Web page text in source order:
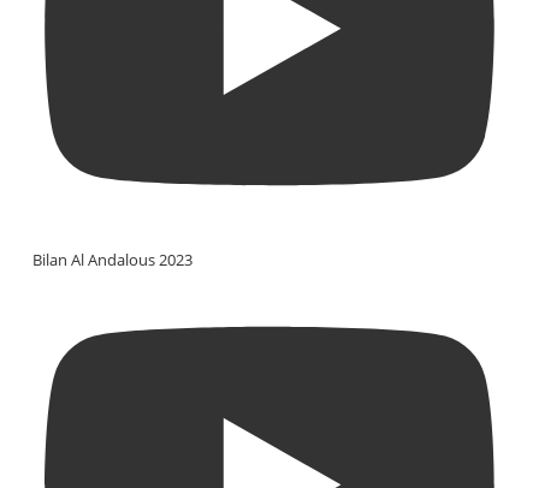
Bilan Al Andalous 2023